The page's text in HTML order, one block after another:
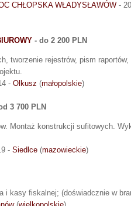
CHŁOPSKA WŁADYSŁAWÓW -
- do 2 200 PLN
tworzenie rejestrów, pism
- Olkusz (małopolskie)
3 700 PLN
Montaż konstrukcji sufitowych.
- Siedlce (mazowieckie)
i kasy fiskalnej; (doświadcznie w